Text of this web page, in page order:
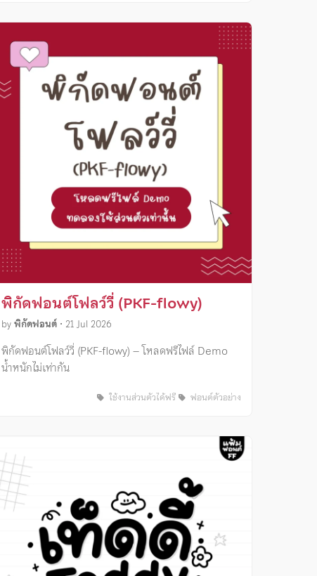
พิกัดฟอนต์โฟลว์วี่ (PKF-flowy)
byพิกัดฟอนต์• 21 Jul 2026
พิกัดฟอนต์โฟลว์วี่ (PKF-flowy) – โหลดฟรีไฟล์ Demo
น้ำหนักไม่เท่ากัน
ใช้งานส่วนตัวได้ฟรี ฟอนต์ตัวอย่าง